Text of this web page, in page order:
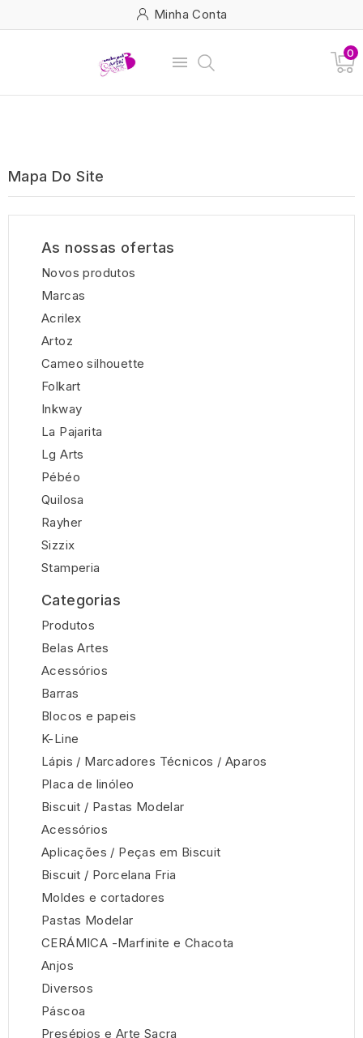
Minha Conta
 0
Mapa Do Site
As nossas ofertas
Novos produtos
Marcas
Acrilex
Artoz
Cameo silhouette
Folkart
Inkway
La Pajarita
Lg Arts
Pébéo
Quilosa
Rayher
Sizzix
Stamperia
Categorias
Produtos
Belas Artes
Acessórios
Barras
Blocos e papeis
K-Line
Lápis / Marcadores Técnicos / Aparos
Placa de linóleo
Biscuit / Pastas Modelar
Acessórios
Aplicações / Peças em Biscuit
Biscuit / Porcelana Fria
Moldes e cortadores
Pastas Modelar
CERÁMICA -Marfinite e Chacota
Anjos
Diversos
Páscoa
Presépios e Arte Sacra